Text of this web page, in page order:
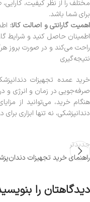
مختلف را از نظر کیفیت،
برای شما باشد.
اهمیت گارانتی و اصالت کالا:
اطمینان حاصل کنید و شرایط
راحت می‌کند و در صورت بروز
نتیجه‌گیری
خرید عمده تجهیزات
صرفه‌جویی در زمان و انرژی و
هنگام خرید، می‌توانید از
دندانپزشکی، نه تنها ابزاری
جدیدتر
راهنمای خرید تجهیزات
دیدگاهتان را